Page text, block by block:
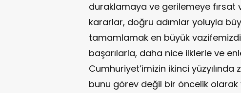
duraklamaya ve gerilemeye
kararlar, doğru adımlar yoluyla
tamamlamak en büyük
başarılarla, daha nice ilklerle ve
Cumhuriyet’imizin ikinci
bunu görev değil bir öncelik olarak